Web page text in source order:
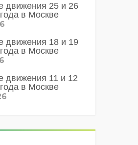
движения 25 и 26
в Москве
движения 18 и 19
в Москве
движения 11 и 12
в Москве